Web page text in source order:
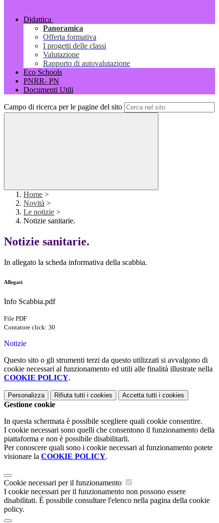
Didattica
Panoramica
Offerta formativa
I progetti delle classi
Valutazione
Rapporto di autovalutazione
Eco Schools
PNRR- PN
Documenti Utili
Campo di ricerca per le pagine del sito
Home >
Novità >
Le notizie >
Notizie sanitarie.
Notizie sanitarie.
In allegato la scheda informativa della scabbia.
Allegati
Info Scabbia.pdf
File PDF
Contatore click: 30
Notizie
Questo sito o gli strumenti terzi da questo utilizzati si avvalgono di
cookie necessari al funzionamento ed utili alle finalità illustrate nella
COOKIE POLICY.
Personalizza Rifiuta tutti i cookies Accetta tutti i cookies
Gestione cookie
In questa schermata è possibile scegliere quali cookie consentire.
I cookie necessari sono quelli che consentono il funzionamento della
piattaforma e non è possibile disabilitarli.
Per conoscere quali sono i cookie necessari al funzionamento potete
visionare la COOKIE POLICY.
Cookie necessari per il funzionamento
I cookie necessari per il funzionamento non possono essere
disabilitati. È possibile consultare l'elenco nella pagina della cookie
policy.